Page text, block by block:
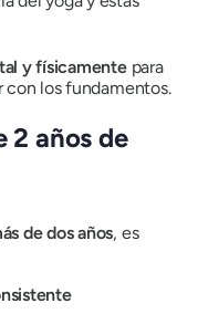
y físicamentepara
con los fundamentos.
2 años de
de dos años, es